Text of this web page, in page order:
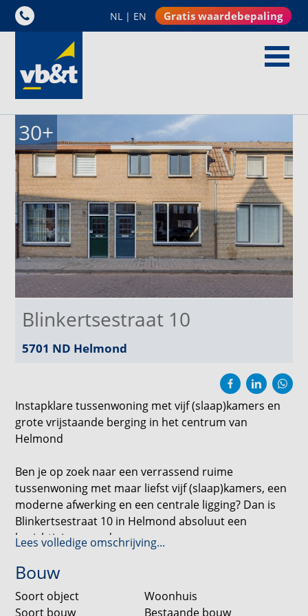
NL | EN Gratis waardebepaling
30+
Blinkertsestraat 10
5701 ND Helmond
Instapklare tussenwoning met vijf (slaap)kamers en
grote vrijstaande berging in het centrum van
Helmond
Ben je op zoek naar een verrassend ruime
tussenwoning met maar liefst vijf (slaap)kamers, een
moderne afwerking en een centrale ligging? Dan is
Blinkertsestraat 10 in Helmond absoluut een
bezichtiging waard.
Deze woning uit 1968 is in 2020-2025 grotendeels
van circa 109 m², energielabel C en een ruime
Lees volledige omschrijving...
Bouw
Soort object
Woonhuis
Soort bouw
Bestaande bouw